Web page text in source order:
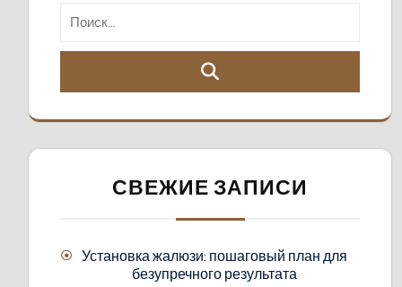
СВЕЖИЕ ЗАПИСИ
Установка жалюзи: пошаговый план для
безупречного результата